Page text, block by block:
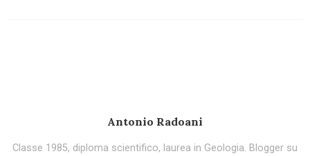
Antonio Radoani
Classe 1985, diploma scientifico, laurea in Geologia. Blogger su